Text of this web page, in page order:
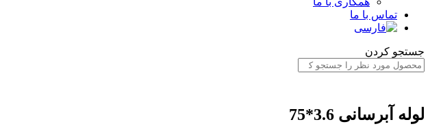
تماس با ما
جستجو کردن
لوله آبرسانی 3.6*75